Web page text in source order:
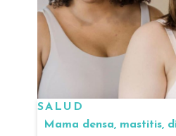
SALUD
Mama densa, mastitis,